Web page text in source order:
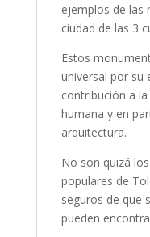
ejemplos de las
ciudad de las 3
Estos
universal por su
contribución a
humana y en
arquitectura.
No son quizá
populares de
seguros de que
pueden